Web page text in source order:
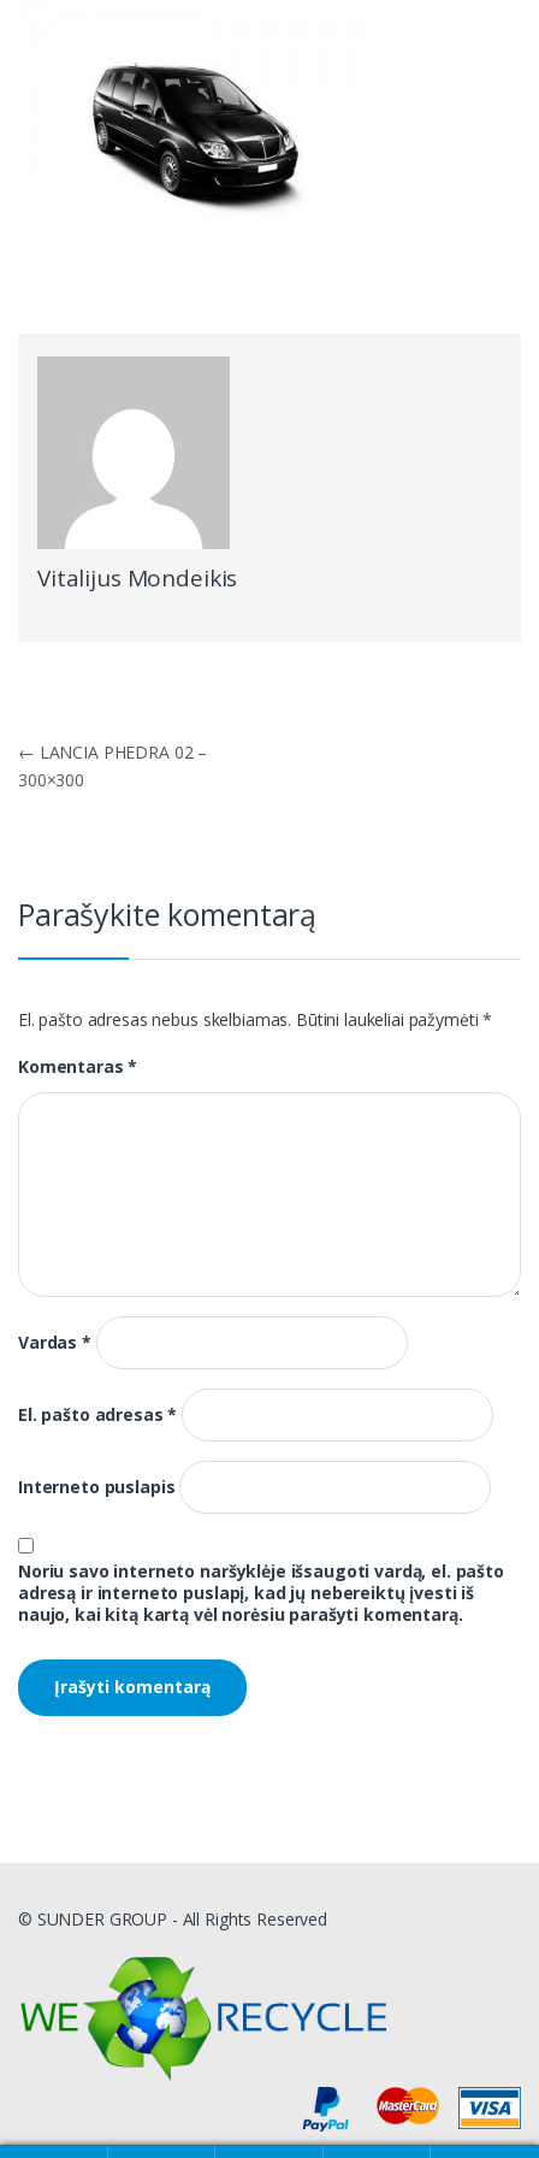
Vitalijus Mondeikis
Navigacija
tarp
įrašų
← LANCIA PHEDRA 02 –
300×300
Parašykite komentarą
El. pašto adresas nebus skelbiamas. Būtini laukeliai pažymėti*
Komentaras*
Vardas*
El. pašto adresas*
Interneto puslapis
Noriu savo interneto naršyklėje išsaugoti vardą, el. pašto
adresą ir interneto puslapį, kad jų nebereiktų įvesti iš
naujo, kai kitą kartą vėl norėsiu parašyti komentarą.
© SUNDER GROUP - All Rights Reserved